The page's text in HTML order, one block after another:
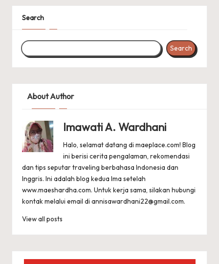
Search
Search
About Author
Imawati A. Wardhani
Halo, selamat datang di maeplace.com! Blog
ini berisi cerita pengalaman, rekomendasi
dan tips seputar traveling berbahasa Indonesia dan
Inggris. Ini adalah blog kedua Ima setelah
www.maeshardha.com. Untuk kerja sama, silakan hubungi
kontak melalui email di annisawardhani22@gmail.com.
View all posts